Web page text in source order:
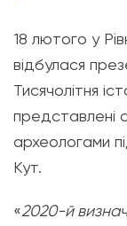
18 лютого у
відбулася
Тисячолітня
представлені
археологами
Кут.
«2020-й